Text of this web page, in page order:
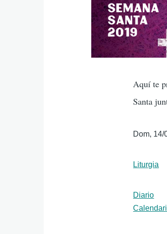
Imagenes
programa
Aquí te
Santa
Fecha
Dom, 14/
Géneros
Liturgia
Formato
Diario